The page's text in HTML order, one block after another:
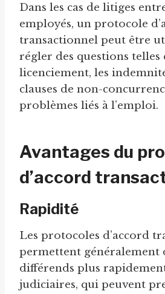
Dans les cas de litiges
employés, un protocole
transactionnel peut être
régler des questions telles
licenciement, les
clauses de non-
problèmes liés à l’emploi.
Avantages du
d’accord
Rapidité
Les protocoles d’accord
permettent généralement
différends plus
judiciaires, qui peuvent